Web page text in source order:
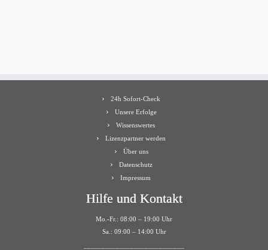
24h Sofort-Check
Unsere Erfolge
Wissenswertes
Lizenzpartner werden
Über uns
Datenschutz
Impressum
Hilfe und Kontakt
Mo.-Fr.: 08:00 – 19:00 Uhr
Sa.: 09:00 – 14:00 Uhr